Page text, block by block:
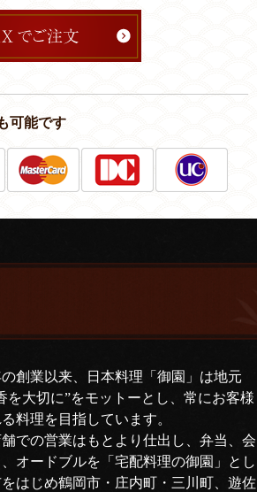
可能です
創業以来、日本料理「御園」は地元
を大切に”をモットーとし、常にお客様
料理を目指しています。
での営業はもとより仕出し、弁当、会
オードブルを「宅配料理の御園」とし
はじめ鶴岡市・庄内町・三川町、遊佐